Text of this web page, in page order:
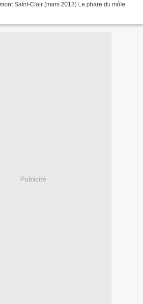
Saint-Clair (mars 2013) Le phare du môle
Publicité